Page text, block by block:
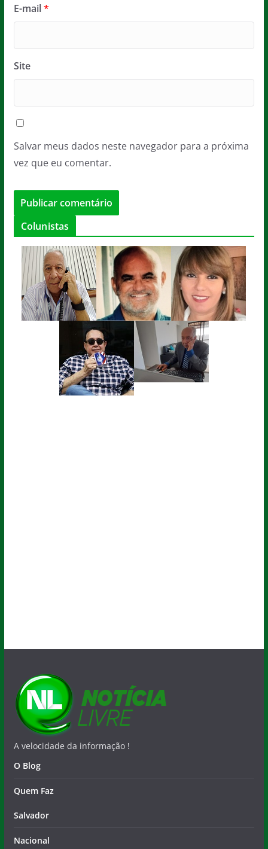
E-mail*
Site
Salvar meus dados neste navegador para a próxima
vez que eu comentar.
Colunistas
A velocidade da informação !
O Blog
Quem Faz
Salvador
Nacional